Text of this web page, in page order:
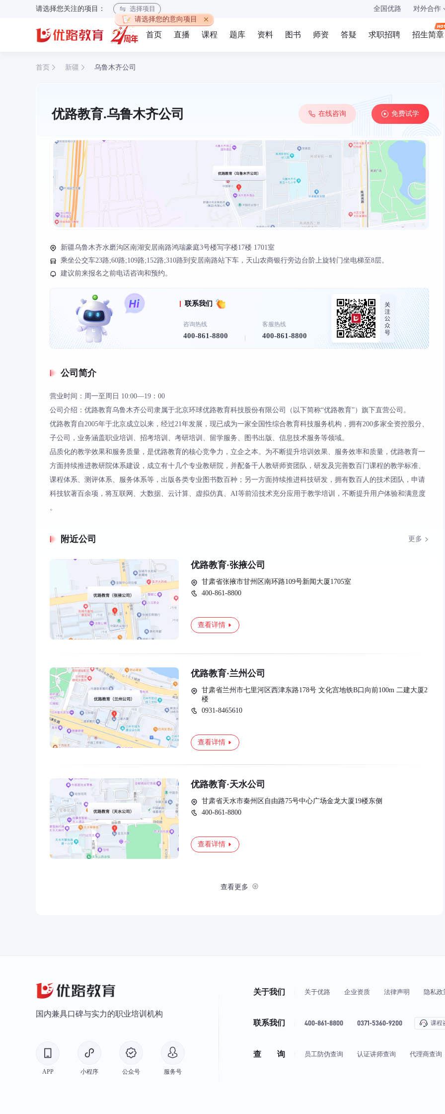
请选择您关注的项目：
选择项目
请选择您的意向项目
全国优路 对外合作
首页 直播 课程 题库 资料 图书 师资 答疑 求职招聘 招生简章
首页 新疆 乌鲁木齐公司
优路教育.乌鲁木齐公司 在线咨询 免费试学
新疆乌鲁木齐水磨沟区南湖安居南路鸿瑞豪庭3号楼写字楼17楼 1701室
乘坐公交车23路;60路;109路;152路;310路到安居南路站下车，天山农商银行旁边台阶上旋转门坐电梯至8层。
建议前来报名之前电话咨询和预约。
联系我们
咨询热线
400-861-8800
客服热线
400-861-8800
公司简介
营业时间：周一至周日 10:00—19：00
公司介绍：优路教育乌鲁木齐公司隶属于北京环球优路教育科技股份有限公司（以下简称“优路教育”）旗下直营公司。
优路教育自2005年于北京成立以来，经过21年发展，现已成为一家全国性综合教育科技服务机构，拥有200多家全资控股分、
子公司，业务涵盖职业培训、招考培训、考研培训、留学服务、图书出版、信息技术服务等领域。
品质化的教学效果和服务质量，是优路教育的核心竞争力，立企之本。为不断提升培训效果、服务效率和质量，优路教育一
方面持续推进教研院体系建设，成立有十几个专业教研院，并配备千人教研师资团队，研发及完善数百门课程的教学标准、
课程体系、测评体系、服务体系等，出版各类专业图书数百种；另一方面持续推进科技研发，拥有数百人的技术团队，申请
科技软著百余项，将互联网、大数据、云计算、虚拟仿真、AI等前沿技术充分应用于教学培训，不断提升用户体验和满意度
。
附近公司 更多
优路教育·张掖公司
甘肃省张掖市甘州区南环路109号新闻大厦1705室
400-861-8800
查看详情
优路教育·兰州公司
甘肃省兰州市七里河区西津东路178号 文化宫地铁B口向前100m 二建大厦2
楼
0931-8465610
查看详情
优路教育·天水公司
甘肃省天水市秦州区自由路75号中心广场金龙大厦19楼东侧
400-861-8800
查看详情
查看更多
国内兼具口碑与实力的职业培训机构
APP 小程序 公众号 服务号
关于我们 关于优路 企业资质 法律声明 隐私政
联系我们 400-861-8800 0371-5360-9200 课程
查 询 员工防伪查询 认证讲师查询 代理商查询